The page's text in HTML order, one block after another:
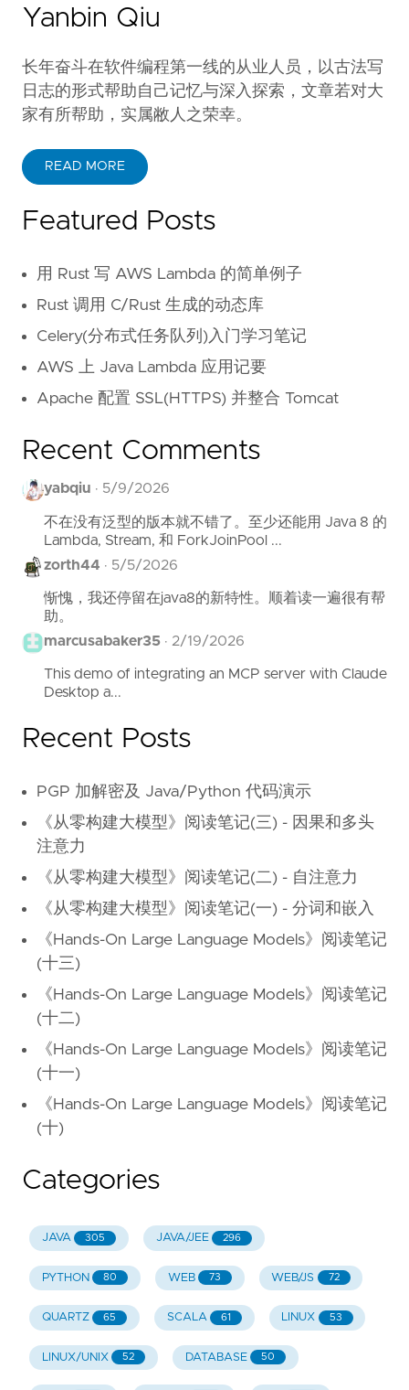
Yanbin Qiu
长年奋斗在软件编程第一线的从业人员，以古法写
日志的形式帮助自己记忆与深入探索，文章若对大
家有所帮助，实属敝人之荣幸。
READ MORE
Featured Posts
用 Rust 写 AWS Lambda 的简单例子
Rust 调用 C/Rust 生成的动态库
Celery(分布式任务队列)入门学习笔记
AWS 上 Java Lambda 应用记要
Apache 配置 SSL(HTTPS) 并整合 Tomcat
Recent Comments
yabqiu · 5/9/2026
不在没有泛型的版本就不错了。至少还能用 Java 8 的
Lambda, Stream, 和 ForkJoinPool ...
zorth44 · 5/5/2026
惭愧，我还停留在java8的新特性。顺着读一遍很有帮
助。
marcusabaker35 · 2/19/2026
This demo of integrating an MCP server with Claude
Desktop a...
Recent Posts
PGP 加解密及 Java/Python 代码演示
《从零构建大模型》阅读笔记(三) - 因果和多头
注意力
《从零构建大模型》阅读笔记(二) - 自注意力
《从零构建大模型》阅读笔记(一) - 分词和嵌入
《Hands-On Large Language Models》阅读笔记
(十三)
《Hands-On Large Language Models》阅读笔记
(十二)
《Hands-On Large Language Models》阅读笔记
(十一)
《Hands-On Large Language Models》阅读笔记
(十)
Categories
JAVA 305 JAVA/JEE 296
PYTHON 80 WEB 73 WEB/JS 72
QUARTZ 65 SCALA 61 LINUX 53
LINUX/UNIX 52 DATABASE 50